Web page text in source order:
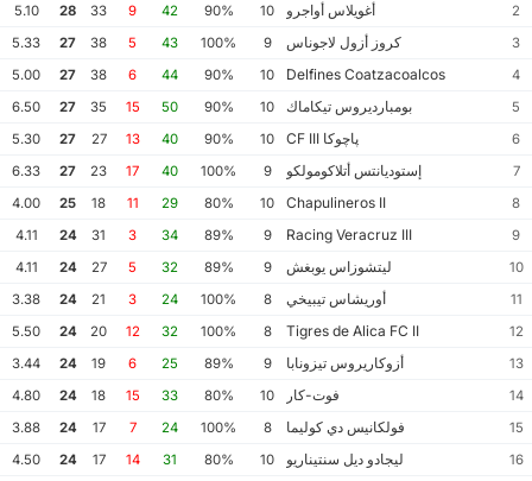
2
أغويلاس أواجرو 10
90%
42
9
33
28
5.10
3
كروز أزول لاجوناس 9
100%
43
5
38
27
5.33
4
10
90%
44
6
38
27
5.00
5
بومبارديروس تيكاماك 10
90%
50
15
35
27
6.50
6
پاچوكا CF III 10
90%
40
13
27
27
5.30
7
إستوديانتس أتلاكومولكو 9
100%
40
17
23
27
6.33
8
10
80%
29
11
18
25
4.00
9
9
89%
34
3
31
24
4.11
10
ليتشوزاس يوبغش 9
89%
32
5
27
24
4.11
11
أوريشاس تيبيخي 8
100%
24
3
21
24
3.38
12
8
100%
32
12
20
24
5.50
13
أزوكاريروس تيزونابا 9
89%
25
6
19
24
3.44
14
فوت-كار 10
80%
33
15
18
24
4.80
15
فولكانيس دي كوليما 8
100%
24
7
17
24
3.88
16
ليجادو ديل سنتيناريو 10
80%
31
14
17
24
4.50